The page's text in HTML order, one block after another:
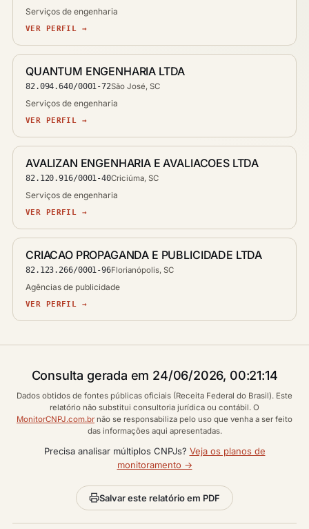
Serviços de engenharia
VER PERFIL →
QUANTUM ENGENHARIA LTDA
82.094.640/0001-72São José, SC
Serviços de engenharia
VER PERFIL →
AVALIZAN ENGENHARIA E AVALIACOES LTDA
82.120.916/0001-40Criciúma, SC
Serviços de engenharia
VER PERFIL →
CRIACAO PROPAGANDA E PUBLICIDADE LTDA
82.123.266/0001-96Florianópolis, SC
Agências de publicidade
VER PERFIL →
Consulta gerada em 24/06/2026, 00:21:14
Dados obtidos de fontes públicas oficiais (Receita Federal do Brasil). Este
relatório não substitui consultoria jurídica ou contábil. O
MonitorCNPJ.com.br não se responsabiliza pelo uso que venha a ser feito
das informações aqui apresentadas.
Precisa analisar múltiplos CNPJs? Veja os planos de
monitoramento →
Salvar este relatório em PDF